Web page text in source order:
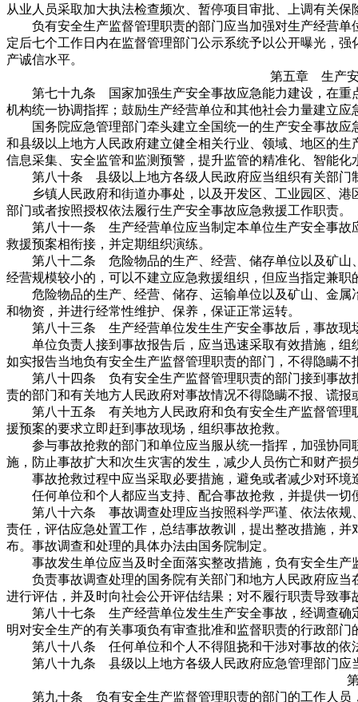
从业人员采取加大执法检查频次、暂停项目审批、上调有关
负有安全生产监督管理职责的部门应当加强对生产经营单
定后七个工作日内在监督管理部门公示系统予以公开曝光，
产诚信水平。
第五章 生产安
第七十九条 国家加强生产安全事故应急能力建设，在重
机构统一协调指挥；鼓励生产经营单位和其他社会力量建立
国务院应急管理部门牵头建立全国统一的生产安全事故应
和县级以上地方人民政府建立健全相关行业、领域、地区的
信息采集、安全监管和监测预警，提升监管的精准化、智能化
第八十条 县级以上地方各级人民政府应当组织有关部门
乡镇人民政府和街道办事处，以及开发区、工业园区、港
部门或者按照授权依法履行生产安全事故应急救援工作职责。
第八十一条 生产经营单位应当制定本单位生产安全事故
救援预案相衔接，并定期组织演练。
第八十二条 危险物品的生产、经营、储存单位以及矿山
经营规模较小的，可以不建立应急救援组织，但应当指定兼职
危险物品的生产、经营、储存、运输单位以及矿山、金属
和物资，并进行经常性维护、保养，保证正常运转。
第八十三条 生产经营单位发生生产安全事故后，事故现
单位负责人接到事故报告后，应当迅速采取有效措施，组
如实报告当地负有安全生产监督管理职责的部门，不得隐瞒
第八十四条 负有安全生产监督管理职责的部门接到事故
责的部门和有关地方人民政府对事故情况不得隐瞒不报、谎报
第八十五条 有关地方人民政府和负有安全生产监督管理
援预案的要求立即赶到事故现场，组织事故抢救。
参与事故抢救的部门和单位应当服从统一指挥，加强协同
施，防止事故扩大和次生灾害的发生，减少人员伤亡和财产损
事故抢救过程中应当采取必要措施，避免或者减少对环境
任何单位和个人都应当支持、配合事故抢救，并提供一切
第八十六条 事故调查处理应当按照科学严谨、依法依规
责任，评估应急处置工作，总结事故教训，提出整改措施，
布。事故调查和处理的具体办法由国务院制定。
事故发生单位应当及时全面落实整改措施，负有安全生产
负责事故调查处理的国务院有关部门和地方人民政府应当
进行评估，并及时向社会公开评估结果；对不履行职责导致
第八十七条 生产经营单位发生生产安全事故，经调查确
明对安全生产的有关事项负有审查批准和监督职责的行政部
第八十八条 任何单位和个人不得阻挠和干涉对事故的依
第八十九条 县级以上地方各级人民政府应急管理部门应
第九十条 负有安全生产监督管理职责的部门的工作人员